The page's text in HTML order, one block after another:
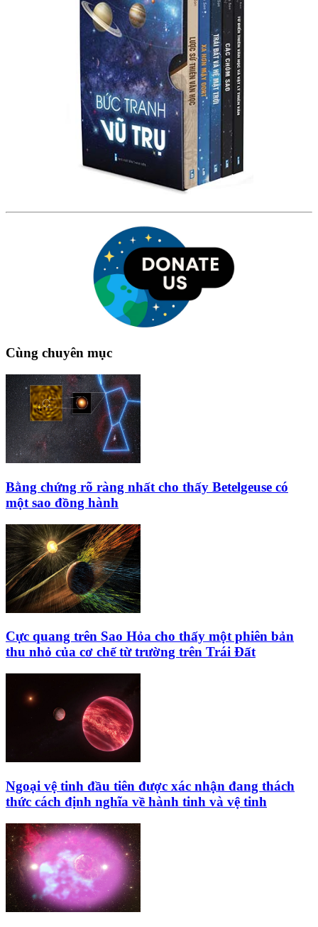
Cùng chuyên mục
Bằng chứng rõ ràng nhất cho thấy Betelgeuse có
một sao đồng hành
Cực quang trên Sao Hỏa cho thấy một phiên bản
thu nhỏ của cơ chế từ trường trên Trái Đất
Ngoại vệ tinh đầu tiên được xác nhận đang thách
thức cách định nghĩa về hành tinh và vệ tinh